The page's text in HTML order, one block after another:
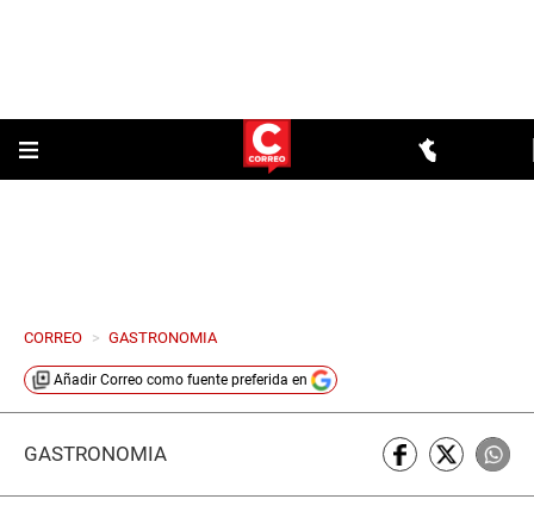
CORREO > GASTRONOMIA
Añadir Correo como fuente preferida en
GASTRONOMÍA